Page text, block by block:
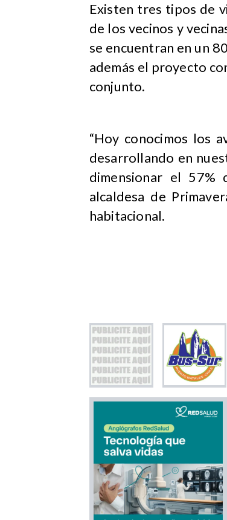
Existen tres tipos de
de los vecinos y
se encuentran en un
además el proyecto
conjunto.
“Hoy conocimos los
desarrollando en
dimensionar el 57%
alcaldesa de
habitacional.